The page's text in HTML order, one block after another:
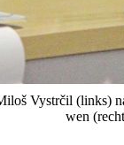
Vystrčil (links)
wen